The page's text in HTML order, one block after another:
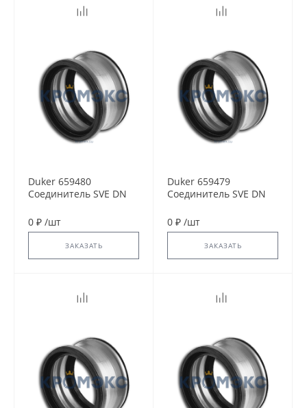
Duker 659480
Соединитель SVE DN
0 ₽ /шт
ЗАКАЗАТЬ
Duker 659479
Соединитель SVE DN
0 ₽ /шт
ЗАКАЗАТЬ